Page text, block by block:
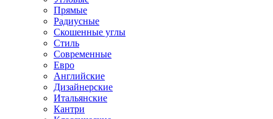
Прямые
Радиусные
Скошенные углы
Стиль
Современные
Евро
Английские
Дизайнерские
Итальянские
Кантри